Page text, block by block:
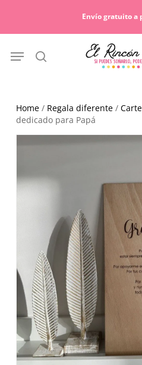
Envío gratuito a
search
Menu
Home/ Regala diferente/
dedicado para Papá